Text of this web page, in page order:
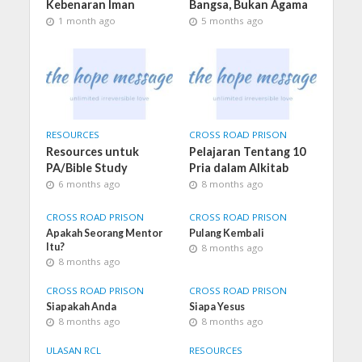
Kebenaran Iman
1 month ago
Bangsa, Bukan Agama
5 months ago
RESOURCES
Resources untuk
PA/Bible Study
6 months ago
CROSS ROAD PRISON
Pelajaran Tentang 10
Pria dalam Alkitab
8 months ago
CROSS ROAD PRISON
Apakah Seorang Mentor
Itu?
8 months ago
CROSS ROAD PRISON
Pulang Kembali
8 months ago
CROSS ROAD PRISON
Siapakah Anda
8 months ago
CROSS ROAD PRISON
Siapa Yesus
8 months ago
ULASAN RCL
RESOURCES